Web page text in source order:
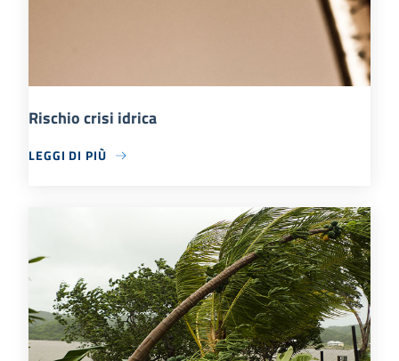
Rischio crisi idrica
LEGGI DI PIÙ